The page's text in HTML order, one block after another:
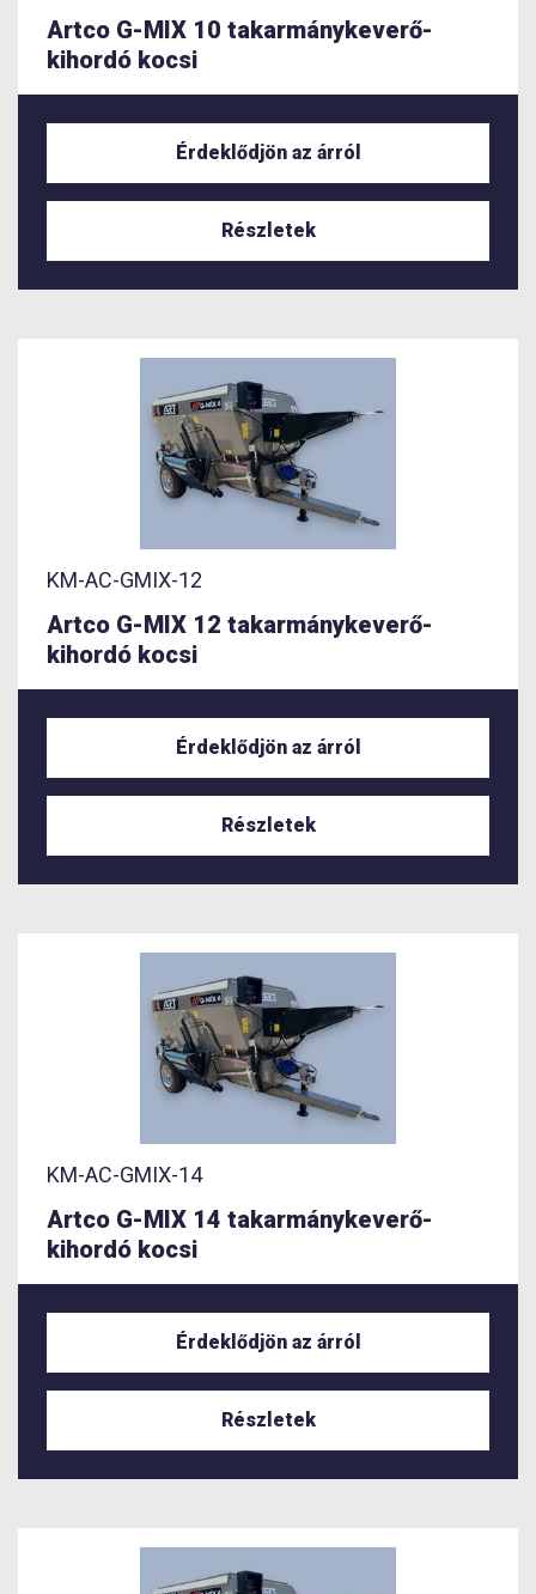
Artco G-MIX 10 takarmánykeverő-
kihordó kocsi
Érdeklődjön az árról
Részletek
KM-AC-GMIX-12
Artco G-MIX 12 takarmánykeverő-
kihordó kocsi
Érdeklődjön az árról
Részletek
KM-AC-GMIX-14
Artco G-MIX 14 takarmánykeverő-
kihordó kocsi
Érdeklődjön az árról
Részletek